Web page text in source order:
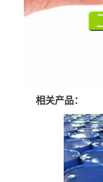
相关产品：